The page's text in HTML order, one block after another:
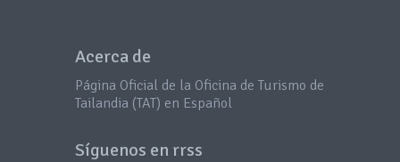
Acerca de
Página Oficial de la Oficina de Turismo de
Tailandia (TAT) en Español
Síguenos en rrss